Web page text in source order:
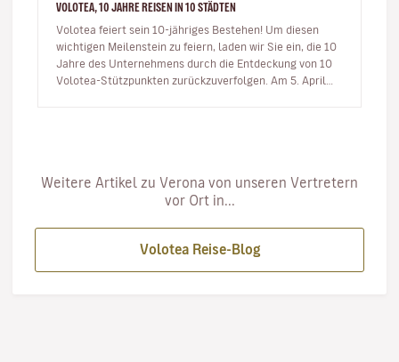
VOLOTEA, 10 JAHRE REISEN IN 10 STÄDTEN
Volotea feiert sein 10-jähriges Bestehen! Um diesen
wichtigen Meilenstein zu feiern, laden wir Sie ein, die 10
Jahre des Unternehmens durch die Entdeckung von 10
Volotea-Stützpunkten zurückzuverfolgen. Am 5. April
Weitere Artikel zu Verona von unseren Vertretern
vor Ort in...
Volotea Reise-Blog